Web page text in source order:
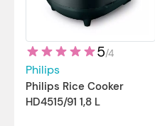
5/4
Philips
Philips Rice Cooker
HD4515/91 1,8 L